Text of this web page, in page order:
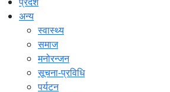
अन्य
स्वास्थ्य
समाज
मनोरन्जन
सूचना-प्रविधि
पर्यटन